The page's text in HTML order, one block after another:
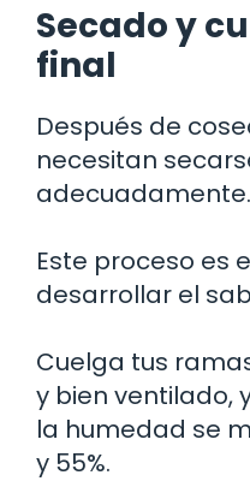
Secado y
final
Después de
necesitan
adecuadamente.
Este proceso es
desarrollar el
Cuelga tus
y bien ventilado,
la humedad se
y 55%.